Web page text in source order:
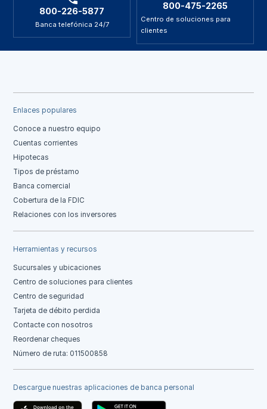
800-226-5877
Banca telefónica 24/7
800-475-2265
Centro de soluciones para
clientes
Enlaces populares
Conoce a nuestro equipo
Cuentas corrientes
Hipotecas
Tipos de préstamo
Banca comercial
Cobertura de la FDIC
Relaciones con los inversores
Herramientas y recursos
Sucursales y ubicaciones
Centro de soluciones para clientes
Centro de seguridad
Tarjeta de débito perdida
Contacte con nosotros
Reordenar cheques
Número de ruta: 011500858
Descargue nuestras aplicaciones de banca personal